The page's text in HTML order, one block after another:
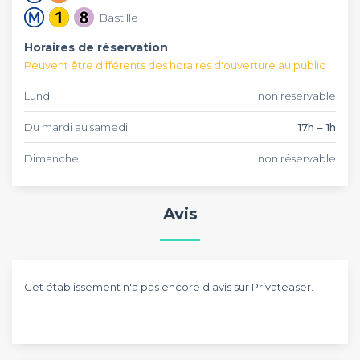
Bastille
Horaires de réservation
Peuvent être différents des horaires d'ouverture au public
Lundi non réservable
Du mardi au samedi 17h – 1h
Dimanche non réservable
Avis
Cet établissement n'a pas encore d'avis sur Privateaser.